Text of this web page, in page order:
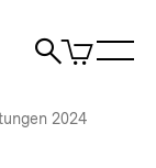
Suche
Artikel
im
2024